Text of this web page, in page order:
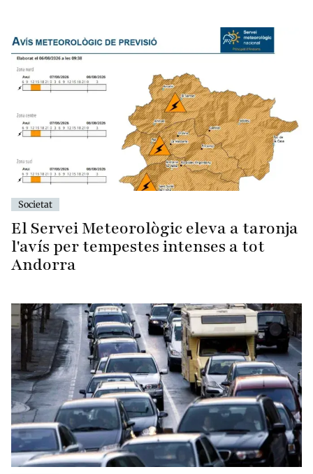
Societat
El Servei Meteorològic eleva a taronja
l'avís per tempestes intenses a tot
Andorra